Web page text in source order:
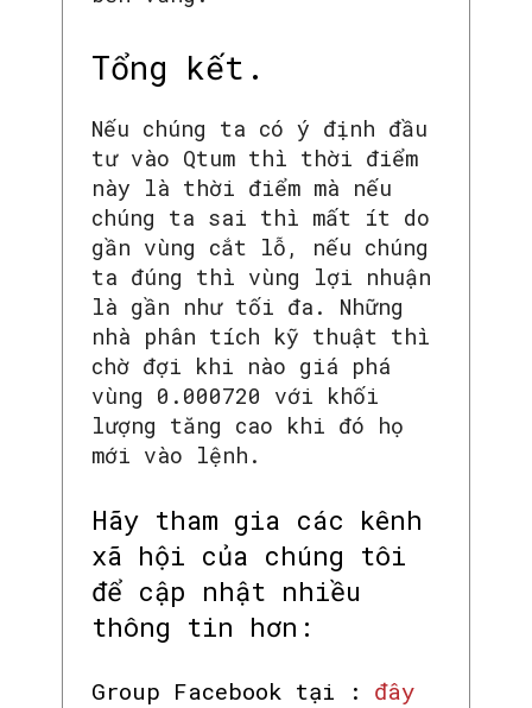
SEARCH...
Tổng kết.
Nếu chúng ta có ý định đầu
tư vào Qtum thì thời điểm
này là thời điểm mà nếu
chúng ta sai thì mất ít do
gần vùng cắt lỗ, nếu chúng
ta đúng thì vùng lợi nhuận
là gần như tối đa. Những
nhà phân tích kỹ thuật thì
chờ đợi khi nào giá phá
vùng 0.000720 với khối
lượng tăng cao khi đó họ
mới vào lệnh.
Hãy tham gia các kênh
xã hội của chúng tôi
để cập nhật nhiều
thông tin hơn:
Group Facebook tại : đây